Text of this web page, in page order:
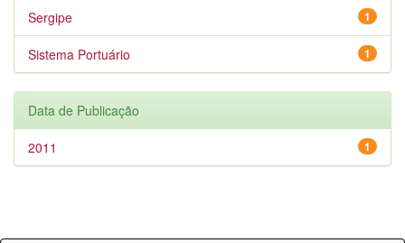
1
Sergipe
1
Sistema Portuário
Data de Publicação
1
2011